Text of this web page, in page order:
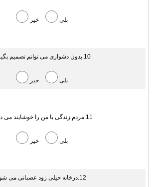
بلی خیر
10.بدون دشواری می توانم تصمیم بگیرم .
بلی خیر
11.مردم زندگی با من را خوشایند می دانند .
بلی خیر
12.درخانه خیلی زود عصبانی می شوم